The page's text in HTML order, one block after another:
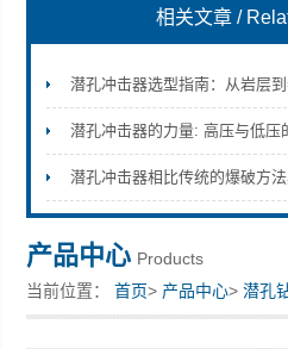
宣化县瑞科钻孔机械厂
相关文章 /
潜孔冲击器选型指南：从岩层
潜孔冲击器的力量: 高压与低压
潜孔冲击器相比传统的爆破方
产品中心 Products
当前位置：首页> 产品中心>潜孔
接头卡钎套